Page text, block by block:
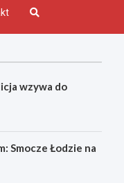
wzywa do
Smocze Łodzie na